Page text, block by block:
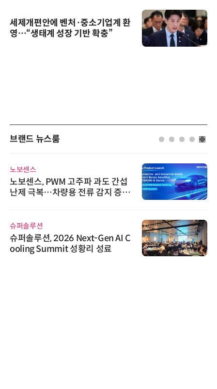
세제개편안에 벤처·중소기업계 환
영…“생태계 성장 기반 확충”
브랜드 뉴스룸
노보센스
노보센스, PWM 고주파 과도 간섭
난제 극복…차량용 전류 감지 증폭
슈퍼솔루션
슈퍼솔루션, 2026 Next-Gen AI C
ooling Summit 성황리 성료